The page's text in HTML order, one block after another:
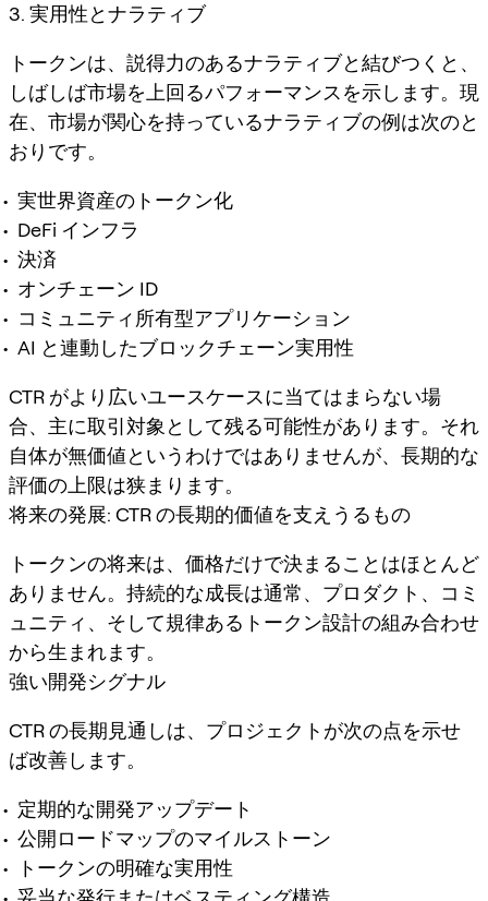
3. 実用性とナラティブ
トークンは、説得力のあるナラティブと結びつくと、
しばしば市場を上回るパフォーマンスを示します。現
在、市場が関心を持っているナラティブの例は次のと
おりです。
実世界資産のトークン化
DeFi インフラ
決済
オンチェーン ID
コミュニティ所有型アプリケーション
AI と連動したブロックチェーン実用性
CTR がより広いユースケースに当てはまらない場
合、主に取引対象として残る可能性があります。それ
自体が無価値というわけではありませんが、長期的な
評価の上限は狭まります。
将来の発展: CTR の長期的価値を支えうるもの
トークンの将来は、価格だけで決まることはほとんど
ありません。持続的な成長は通常、プロダクト、コミ
ュニティ、そして規律あるトークン設計の組み合わせ
から生まれます。
強い開発シグナル
CTR の長期見通しは、プロジェクトが次の点を示せ
ば改善します。
定期的な開発アップデート
公開ロードマップのマイルストーン
トークンの明確な実用性